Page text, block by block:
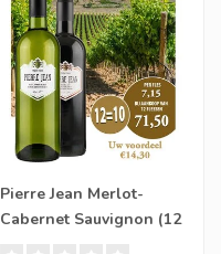
Pierre Jean Merlot-
Cabernet Sauvignon (12